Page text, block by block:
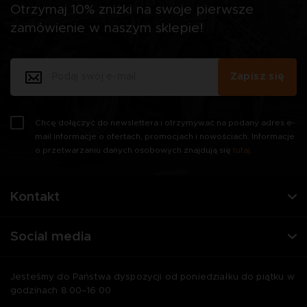
Kontakt
Social media
Jesteśmy do Państwa dyspozycji od poniedziałku do piątku w
godzinach 8:00–16:00
Otrzymaj 10% zniżki na swoje pierwsze
zamówienie w naszym sklepie!
Chcę dołączyć do newslettera i otrzymywać na podany adres e-
mail informacje o ofertach, promocjach i nowościach. Informacje
o przetwarzaniu danych osobowych znajdują się tutaj
Zapisz się